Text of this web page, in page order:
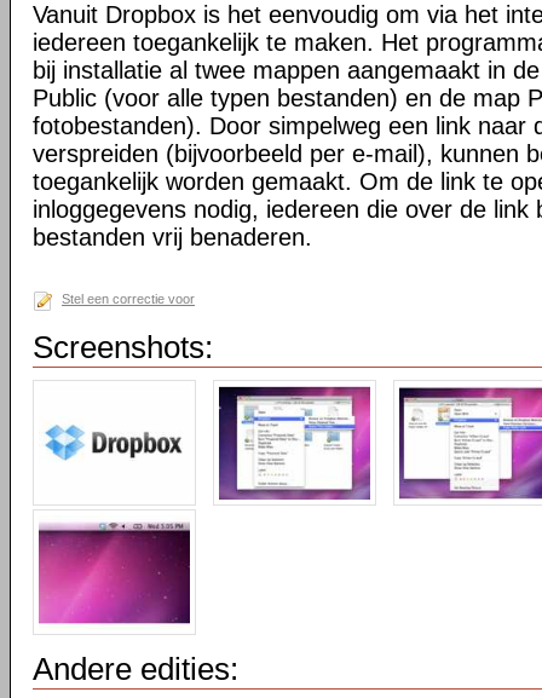
Vanuit Dropbox is het eenvoudig om via het
iedereen toegankelijk te maken. Het
bij installatie al twee mappen aangemaakt in
Public (voor alle typen bestanden) en de map
fotobestanden). Door simpelweg een link naar
verspreiden (bijvoorbeeld per e-mail), kunnen
toegankelijk worden gemaakt. Om de link te
inloggegevens nodig, iedereen die over de link
bestanden vrij benaderen.
Stel een correctie voor
Screenshots:
Andere edities: